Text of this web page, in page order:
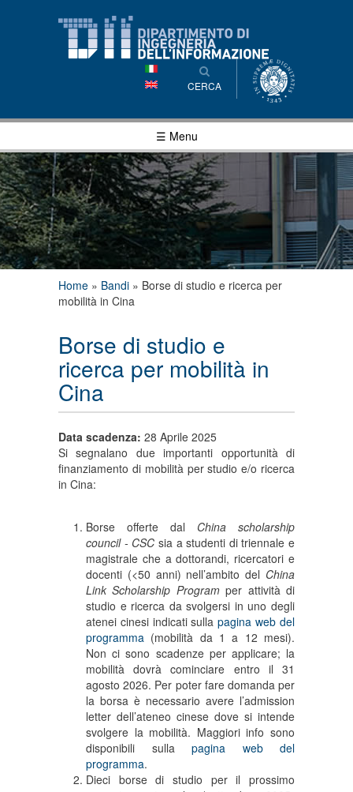
contenuto
principale
CERCA
☰ Menu
Tu sei qui
Home » Bandi » Borse di studio e ricerca per
mobilità in Cina
Borse di studio e
ricerca per mobilità in
Cina
Data scadenza: 28 Aprile 2025
Si segnalano due importanti opportunità di
finanziamento di mobilità per studio e/o ricerca
in Cina:
Borse offerte dal China scholarship
council - CSC sia a studenti di triennale e
magistrale che a dottorandi, ricercatori e
docenti (<50 anni) nell’ambito del China
Link Scholarship Programper attività di
studio e ricerca da svolgersi in uno degli
atenei cinesi indicati sullapagina web del
programma (mobilità da 1 a 12 mesi).
Non ci sono scadenze per applicare; la
mobilità dovrà cominciare entro il 31
agosto 2026. Per poter fare domanda per
la borsa è necessario avere l’admission
letter dell’ateneo cinese dove si intende
svolgere la mobilità. Maggiori info sono
disponibili sulla pagina web del
programma.
Dieci borse di studio per il prossimo